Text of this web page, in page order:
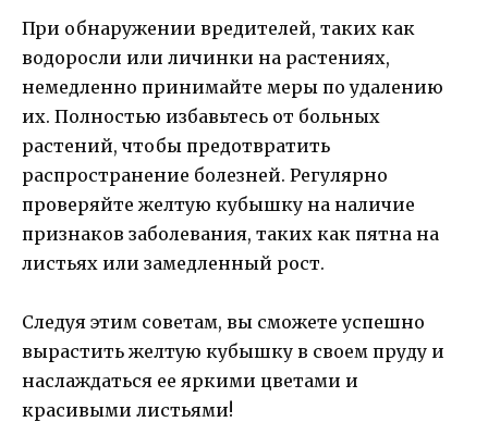
При обнаружении вредителей, таких как
водоросли или личинки на растениях,
немедленно принимайте меры по удалению
их. Полностью избавьтесь от больных
растений, чтобы предотвратить
распространение болезней. Регулярно
проверяйте желтую кубышку на наличие
признаков заболевания, таких как пятна на
листьях или замедленный рост.
Следуя этим советам, вы сможете успешно
вырастить желтую кубышку в своем пруду и
наслаждаться ее яркими цветами и
красивыми листьями!